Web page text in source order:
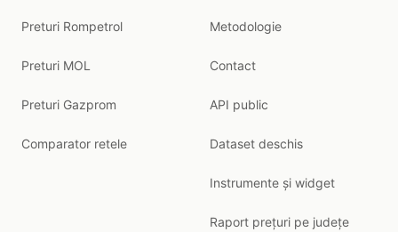
Preturi Rompetrol
Preturi MOL
Preturi Gazprom
Comparator retele
Metodologie
Contact
API public
Dataset deschis
Instrumente și widget
Raport prețuri pe județe